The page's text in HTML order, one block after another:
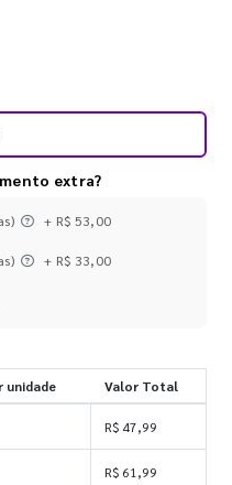
extra?
+ R$ 53,00
+ R$ 33,00
unidade Valor Total
R$ 47,99
R$ 61,99